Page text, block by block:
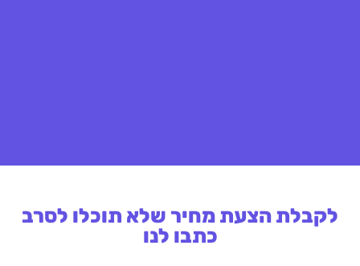
לקבלת הצעת מחיר שלא תוכלו לסרב
כתבו לנו